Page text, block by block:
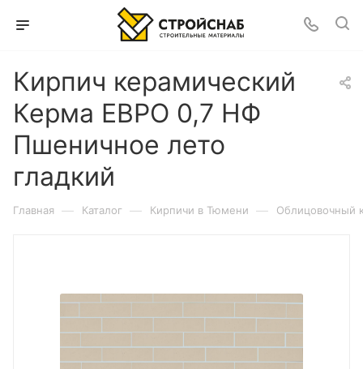
Кирпич керамический
Керма ЕВРО 0,7 НФ
Пшеничное лето
гладкий
Главная — Каталог — Кирпичи в Тюмени — Облицовочный